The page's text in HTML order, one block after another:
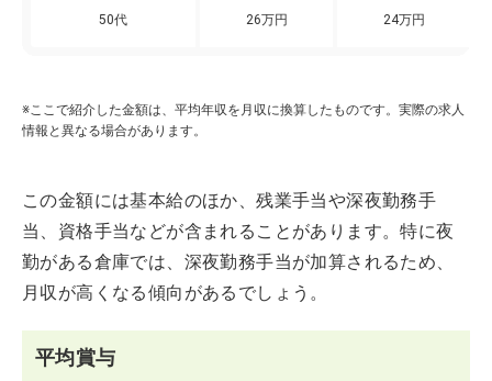
50代 26万円 24万円
※ここで紹介した金額は、平均年収を月収に換算したものです。実際の求人
情報と異なる場合があります。
この金額には基本給のほか、残業手当や深夜勤務手
当、資格手当などが含まれることがあります。特に夜
勤がある倉庫では、深夜勤務手当が加算されるため、
月収が高くなる傾向があるでしょう。
平均賞与